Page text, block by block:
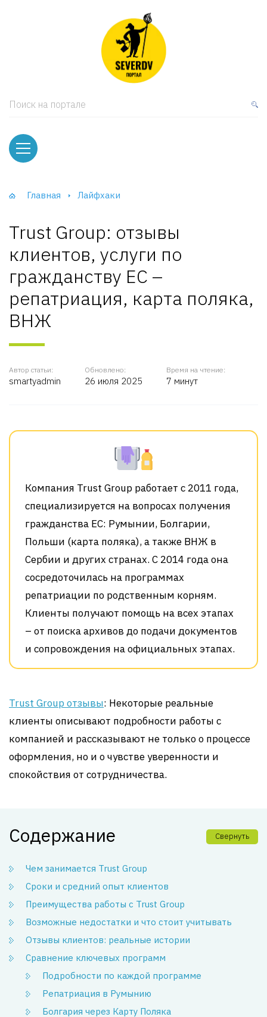
Поиск на портале
Главная Лайфхаки
Trust Group: отзывы
клиентов, услуги по
гражданству ЕС –
репатриация, карта поляка,
ВНЖ
Автор статьи:
smartyadmin
Обновлено:
26 июля 2025
Время на чтение:
7 минут
Компания Trust Group работает с 2011 года,
специализируется на вопросах получения
гражданства ЕС: Румынии, Болгарии,
Польши (карта поляка), а также ВНЖ в
Сербии и других странах. С 2014 года она
сосредоточилась на программах
репатриации по родственным корням.
Клиенты получают помощь на всех этапах
– от поиска архивов до подачи документов
и сопровождения на официальных этапах.
Trust Group отзывы: Некоторые реальные
клиенты описывают подробности работы с
компанией и рассказывают не только о процессе
оформления, но и о чувстве уверенности и
спокойствия от сотрудничества.
Содержание Свернуть
Чем занимается Trust Group
Сроки и средний опыт клиентов
Преимущества работы с Trust Group
Возможные недостатки и что стоит учитывать
Отзывы клиентов: реальные истории
Сравнение ключевых программ
Подробности по каждой программе
Репатриация в Румынию
Болгария через Карту Поляка
и тумбы